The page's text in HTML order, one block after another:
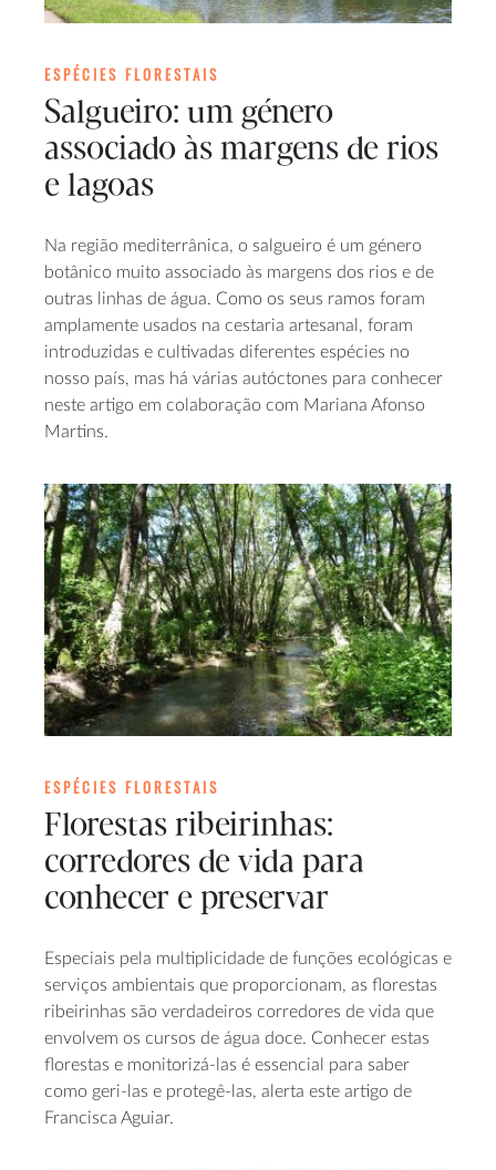
ESPÉCIES FLORESTAIS
Salgueiro: um género
associado às margens de rios
e lagoas
Na região mediterrânica, o salgueiro é um género
botânico muito associado às margens dos rios e de
outras linhas de água. Como os seus ramos foram
amplamente usados na cestaria artesanal, foram
introduzidas e cultivadas diferentes espécies no
nosso país, mas há várias autóctones para conhecer
neste artigo em colaboração com Mariana Afonso
Martins.
ESPÉCIES FLORESTAIS
Florestas ribeirinhas:
corredores de vida para
conhecer e preservar
Especiais pela multiplicidade de funções ecológicas e
serviços ambientais que proporcionam, as florestas
ribeirinhas são verdadeiros corredores de vida que
envolvem os cursos de água doce. Conhecer estas
florestas e monitorizá-las é essencial para saber
como geri-las e protegê-las, alerta este artigo de
Francisca Aguiar.